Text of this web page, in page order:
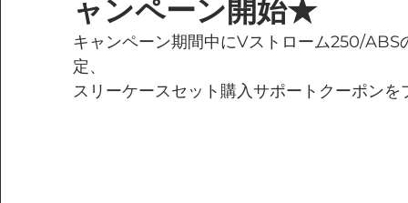
ャンペーン開始★
キャンペーン期間中にVストローム250/ABS
定、
スリーケースセット購入サポートクーポン